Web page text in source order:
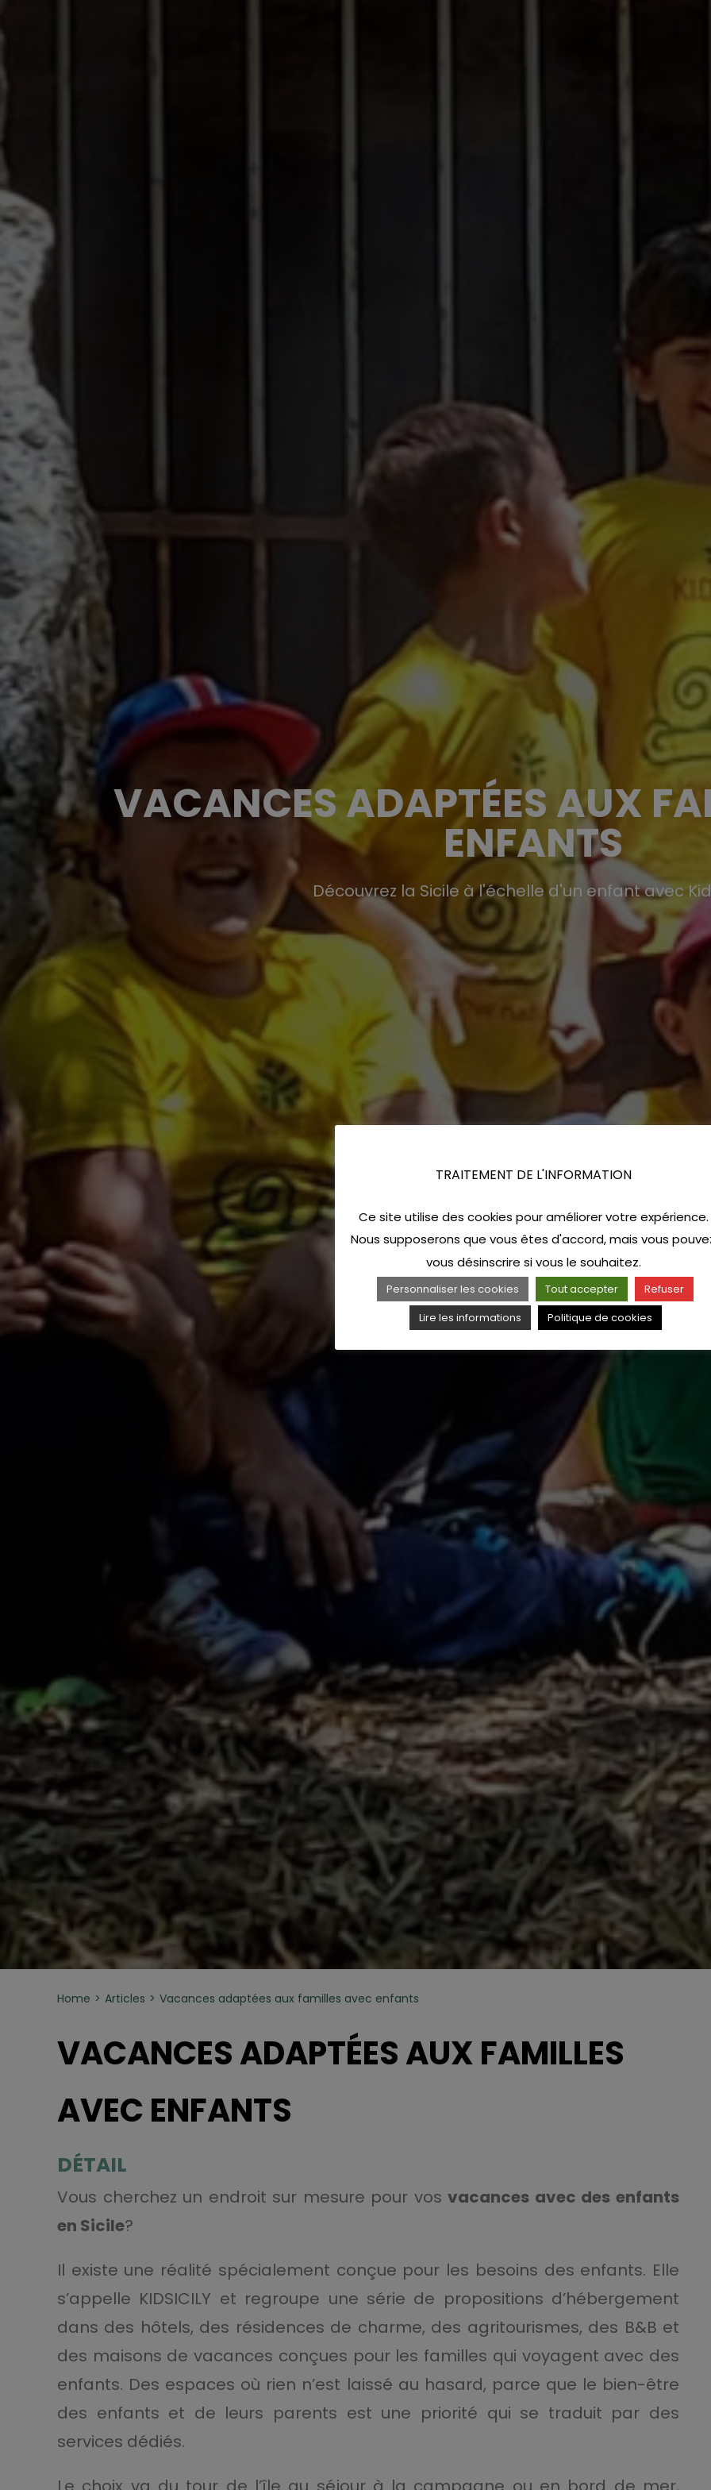
VACANCES ADAPTÉES AUX
ENFANTS
Découvrez la Sicile à l'échelle d'un enfant avec
Home Articles Vacances adaptées aux familles avec enfants
VACANCES ADAPTÉES AUX FAMILLES
AVEC ENFANTS
DÉTAIL
Vous cherchez un endroit sur mesure pour vosvacances avec des enfants
en Sicile?
Il existe une réalité spécialement conçue pour les besoins des enfants. Elle
s’appelle KIDSICILY et regroupe une série de propositions d’hébergement
dans des hôtels, des résidences de charme, des agritourismes, des B&B et
des maisons de vacances conçues pour les familles qui voyagent avec des
enfants. Des espaces où rien n’est laissé au hasard, parce que le bien-être
des enfants et de leurs parents est une priorité qui se traduit par des
services dédiés.
TRAITEMENT DE L'INFORMATION
Ce site utilise des cookies pour améliorer votre expérience.
Nous supposerons que vous êtes d'accord, mais vous
vous désinscrire si vous le souhaitez.
Personnaliser les cookies Tout accepter
Refuser
Lire les informations
Politique de cookies